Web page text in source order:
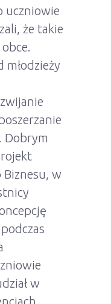
uczniowie
że takie
Dobrym
Biznesu, w
w